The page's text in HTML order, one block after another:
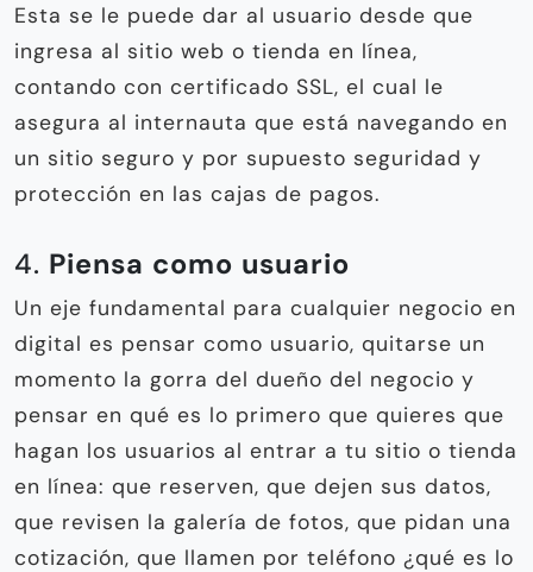
Esta se le puede dar al usuario desde que
ingresa al sitio web o tienda en línea,
contando con certificado SSL, el cual le
asegura al internauta que está navegando en
un sitio seguro y por supuesto seguridad y
protección en las cajas de pagos.
4. Piensa como usuario
Un eje fundamental para cualquier negocio en
digital es pensar como usuario, quitarse un
momento la gorra del dueño del negocio y
pensar en qué es lo primero que quieres que
hagan los usuarios al entrar a tu sitio o tienda
en línea: que reserven, que dejen sus datos,
que revisen la galería de fotos, que pidan una
cotización, que llamen por teléfono ¿qué es lo